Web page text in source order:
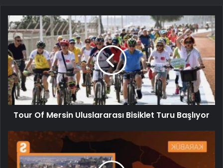
Tour Of Mersin Uluslararası Bisiklet Turu Başlıyor